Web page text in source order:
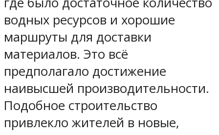
водных ресурсов и хорошие
маршруты для доставки
материалов. Это всё
предполагало достижение
наивысшей производительности.
Подобное строительство
привлекло жителей в новые,